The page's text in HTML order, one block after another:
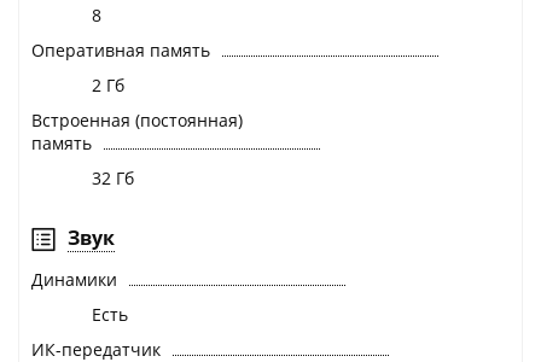
8
Оперативная память
2 Гб
Встроенная (постоянная)
память
32 Гб
Звук
Динамики
Есть
ИК-передатчик